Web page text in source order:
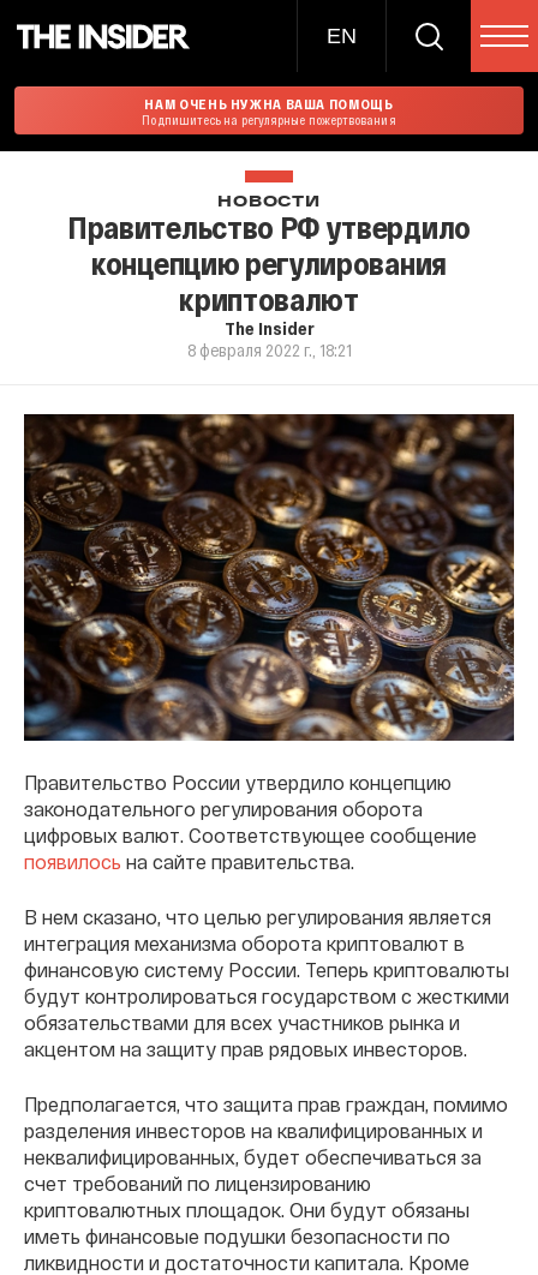
EN
НАМ ОЧЕНЬ НУЖНА ВАША ПОМОЩЬ
Подпишитесь на регулярные пожертвования
НОВОСТИ
Правительство РФ утвердило
концепцию регулирования
криптовалют
The Insider
8 февраля 2022 г., 18:21
Правительство России утвердило концепцию
законодательного регулирования оборота
цифровых валют. Соответствующее сообщение
появилось на сайте правительства.
В нем сказано, что целью регулирования является
интеграция механизма оборота криптовалют в
финансовую систему России. Теперь криптовалюты
будут контролироваться государством с жесткими
обязательствами для всех участников рынка и
акцентом на защиту прав рядовых инвесторов.
Предполагается, что защита прав граждан, помимо
разделения инвесторов на квалифицированных и
неквалифицированных, будет обеспечиваться за
счет требований по лицензированию
криптовалютных площадок. Они будут обязаны
иметь финансовые подушки безопасности по
ликвидности и достаточности капитала. Кроме